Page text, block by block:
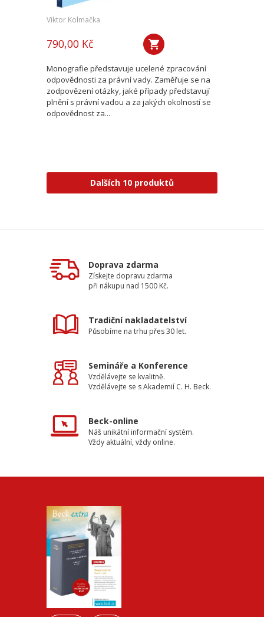
Viktor Kolmačka
790,00 Kč
Monografie představuje ucelené zpracování
odpovědnosti za právní vady. Zaměřuje se na
zodpovězení otázky, jaké případy představují
plnění s právní vadou a za jakých okolností se
odpovědnost za...
Dalších 10 produktů
Doprava zdarma
Získejte dopravu zdarma
při nákupu nad 1500 Kč.
Tradiční nakladatelství
Působíme na trhu přes 30 let.
Semináře a Konference
Vzdělávejte se kvalitně.
Vzdělávejte se s Akademií C. H. Beck.
Beck-online
Náš unikátní informační systém.
Vždy aktuální, vždy online.